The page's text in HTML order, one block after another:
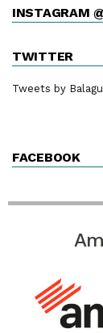
INSTAGRAM
TWITTER
Tweets by
FACEBOOK